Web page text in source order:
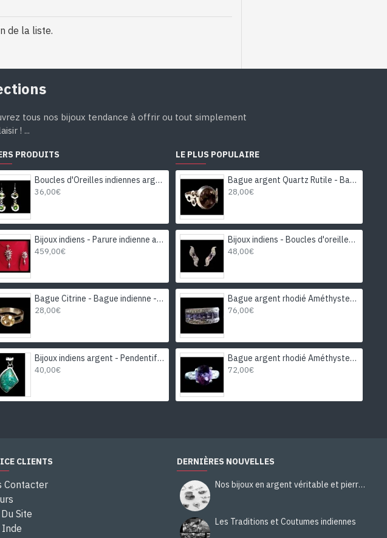
de la liste.
tous nos bijoux tendance à offrir ou tout simplement
! ...
PRODUITS
Boucles d'Oreilles indiennes argent et Péridot - Bijoux Inde
36,00€
Bijoux indiens - Parure indienne avec saphir étoilé et diamant
459,00€
Bague Citrine - Bague indienne - Bijoux indiens
28,00€
Bijoux indiens argent - Pendentif indien Agate
40,00€
LE PLUS POPULAIRE
Bague argent Quartz Rutile - Bague indienne - Bijoux indiens
28,00€
Bijoux indiens - Boucles d'oreilles indiennes rhodiées Améthyste
48,00€
Bague argent rhodié Améthyste naturelle
76,00€
Bague argent rhodié Améthyste naturelle
72,00€
CLIENTS
Contacter
Site
DERNIÈRES NOUVELLES
Nos bijoux en argent véritable et pierres naturelles
Les Traditions et Coutumes indiennes